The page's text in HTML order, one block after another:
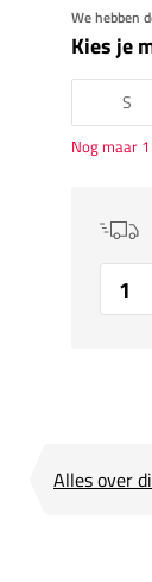
We hebben
Kies je
S
Nog maar
Alles over